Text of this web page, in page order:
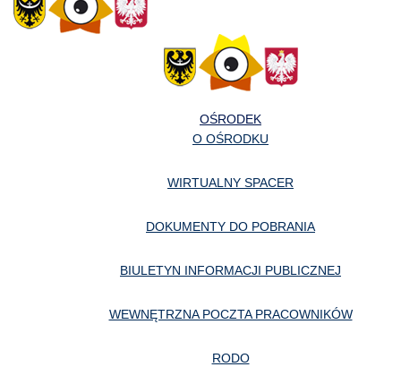
OŚRODEK
O OŚRODKU
WIRTUALNY SPACER
DOKUMENTY DO POBRANIA
BIULETYN INFORMACJI PUBLICZNEJ
WEWNĘTRZNA POCZTA PRACOWNIKÓW
RODO